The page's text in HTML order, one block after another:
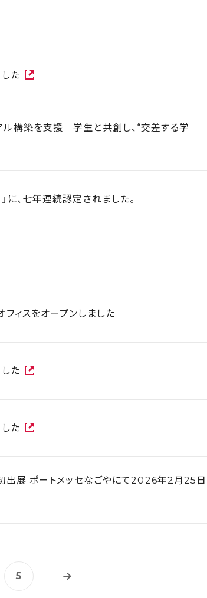
た
構築を支援｜学生と共創し、“交差する学
、七年連続認定されました。
フィスをオープンしました
た
た
出展 ポートメッセなごやにて2026年2月25日
5